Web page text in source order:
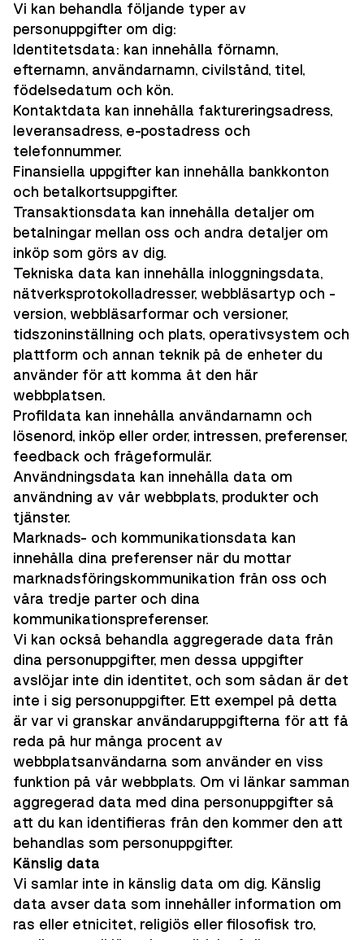
Vi kan behandla följande typer av
personuppgifter om dig:
Identitetsdata: kan innehålla förnamn,
efternamn, användarnamn, civilstånd, titel,
födelsedatum och kön.
Kontaktdata kan innehålla faktureringsadress,
leveransadress, e-postadress och
telefonnummer.
Finansiella uppgifter kan innehålla bankkonton
och betalkortsuppgifter.
Transaktionsdata kan innehålla detaljer om
betalningar mellan oss och andra detaljer om
inköp som görs av dig.
Tekniska data kan innehålla inloggningsdata,
nätverksprotokolladresser, webbläsartyp och -
version, webbläsarformar och versioner,
tidszoninställning och plats, operativsystem och
plattform och annan teknik på de enheter du
använder för att komma åt den här
webbplatsen.
Profildata kan innehålla användarnamn och
lösenord, inköp eller order, intressen, preferenser,
feedback och frågeformulär.
Användningsdata kan innehålla data om
användning av vår webbplats, produkter och
tjänster.
Marknads- och kommunikationsdata kan
innehålla dina preferenser när du mottar
marknadsföringskommunikation från oss och
våra tredje parter och dina
kommunikationspreferenser.
Vi kan också behandla aggregerade data från
dina personuppgifter, men dessa uppgifter
avslöjar inte din identitet, och som sådan är det
inte i sig personuppgifter. Ett exempel på detta
är var vi granskar användaruppgifterna för att få
reda på hur många procent av
webbplatsanvändarna som använder en viss
funktion på vår webbplats. Om vi länkar samman
aggregerad data med dina personuppgifter så
att du kan identifieras från den kommer den att
behandlas som personuppgifter.
Känslig data
Vi samlar inte in känslig data om dig. Känslig
data avser data som innehåller information om
ras eller etnicitet, religiös eller filosofisk tro,